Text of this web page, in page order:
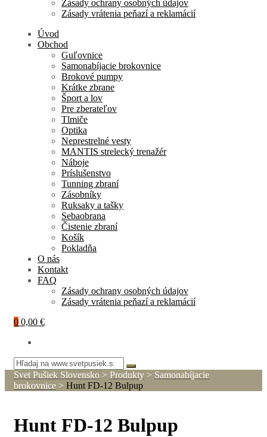
Zásady ochrany osobných údajov
Zásady vrátenia peňazí a reklamácií
Úvod
Obchod
Guľovnice
Samonabíjacie brokovnice
Brokové pumpy
Krátke zbrane
Šport a lov
Pre zberateľov
Tlmiče
Optika
Neprestrelné vesty
MANTIS strelecký trenažér
Náboje
Príslušenstvo
Tunning zbraní
Zásobníky
Ruksaky a tašky
Sebaobrana
Čistenie zbraní
Košík
Pokladňa
O nás
Kontakt
FAQ
Zásady ochrany osobných údajov
Zásady vrátenia peňazí a reklamácií
0 0,00 €
Svet Pušiek Slovensko > Produkty > Samonabíjacie
brokovnice > Hunt FD-12 Bulpup
Hunt FD-12 Bulpup